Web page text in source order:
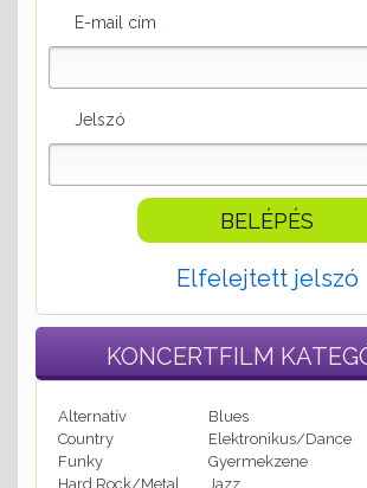
E-mail cím
Jelszó
Elfelejtett jelszó
KONCERTFILM
Alternatív
Blues
Country
Elektronikus/Dance
Funky
Gyermekzene
Hard Rock/Metal
Jazz